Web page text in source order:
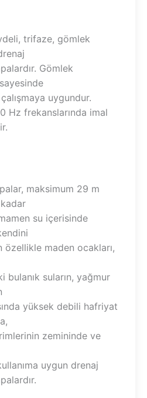
trifaze, gömlek
Gömlek
uygundur.
Hz frekanslarında imal
maksimum 29 m
su içerisinde
özellikle maden ocakları,
bulanık suların, yağmur
yüksek debili hafriyat
zemininde ve
uygun drenaj